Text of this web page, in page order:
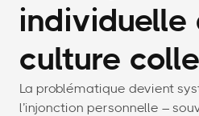
individuelle
culture
La problématique devient
l’injonction personnelle –